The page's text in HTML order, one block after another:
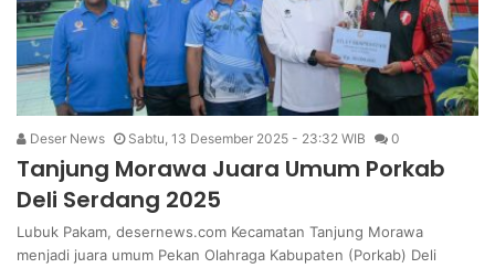
Deser News Sabtu, 13 Desember 2025 - 23:32 WIB 0
Tanjung Morawa Juara Umum Porkab
Deli Serdang 2025
Lubuk Pakam, desernews.com Kecamatan Tanjung Morawa
menjadi juara umum Pekan Olahraga Kabupaten (Porkab) Deli